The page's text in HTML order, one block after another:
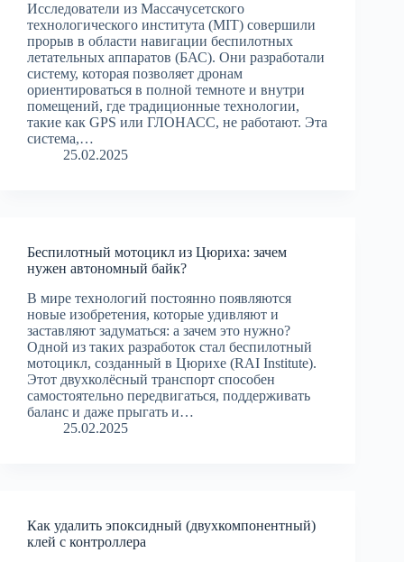
Исследователи из Массачусетского
технологического института (MIT) совершили
прорыв в области навигации беспилотных
летательных аппаратов (БАС). Они разработали
систему, которая позволяет дронам
ориентироваться в полной темноте и внутри
помещений, где традиционные технологии,
такие как GPS или ГЛОНАСС, не работают. Эта
система,…
25.02.2025
Беспилотный мотоцикл из Цюриха: зачем
нужен автономный байк?
В мире технологий постоянно появляются
новые изобретения, которые удивляют и
заставляют задуматься: а зачем это нужно?
Одной из таких разработок стал беспилотный
мотоцикл, созданный в Цюрихе (RAI Institute).
Этот двухколёсный транспорт способен
самостоятельно передвигаться, поддерживать
баланс и даже прыгать и…
25.02.2025
Как удалить эпоксидный (двухкомпонентный)
клей с контроллера